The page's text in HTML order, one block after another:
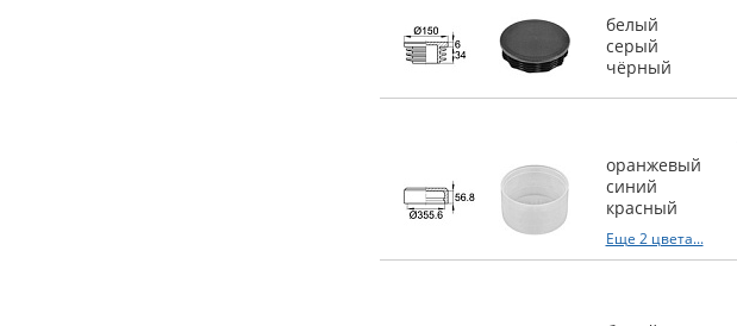
белый
серый
чёрный
оранжевый
синий
красный
Еще 2 цвета...